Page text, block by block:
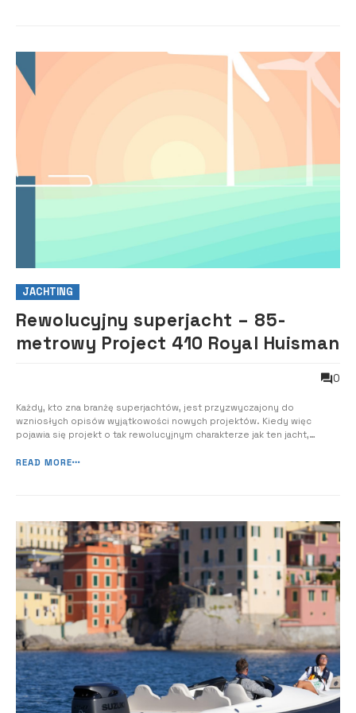
JACHTING
Rewolucyjny superjacht – 85-
metrowy Project 410 Royal Huisman
0
Każdy, kto zna branżę superjachtów, jest przyzwyczajony do
wzniosłych opisów wyjątkowości nowych projektów. Kiedy więc
pojawia się projekt o tak rewolucyjnym charakterze jak ten jacht,
ambicje, jakie za nim stoją. Pozwolimy, aby historia Projektu 410 firmy
READ MORE